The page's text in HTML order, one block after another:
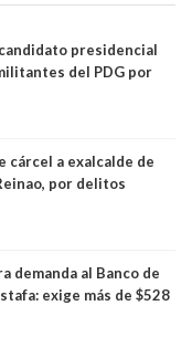
presidencial
del PDG por
cárcel a exalcalde de
por delitos
demanda al Banco de
exige más de $528